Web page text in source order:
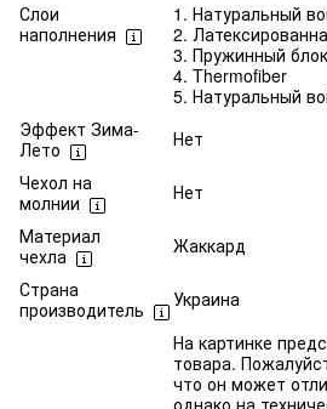
Слои
наполнения
1. Натуральный
2.
3. Пружинный
4. Thermofiber
5. Натуральный
Эффект Зима-
Лето
Нет
Чехол на
молнии
Нет
Материал
чехла
Жаккард
Страна
производитель
Украина
На картинке
товара.
что он может